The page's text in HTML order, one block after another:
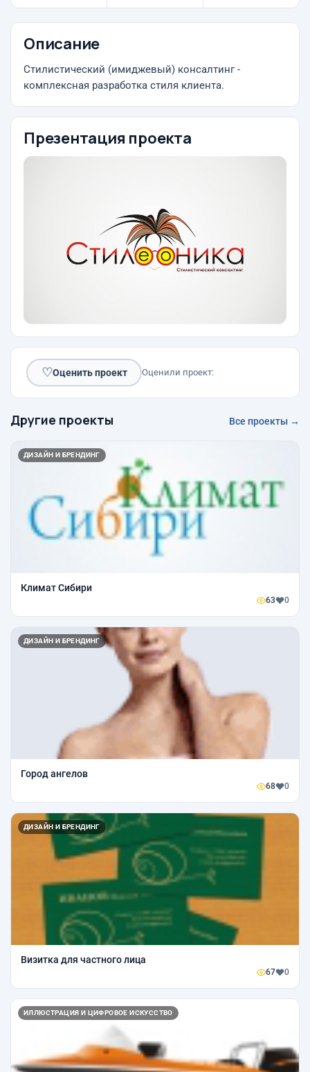
Описание
Стилистический (имиджевый) консалтинг -
комплексная разработка стиля клиента.
Презентация проекта
♡Оценить проект Оценили проект:
Другие проекты Все проекты →
ДИЗАЙН И БРЕНДИНГ
Климат Сибири
63 0
ДИЗАЙН И БРЕНДИНГ
Город ангелов
68 0
ДИЗАЙН И БРЕНДИНГ
Визитка для частного лица
67 0
ИЛЛЮСТРАЦИЯ И ЦИФРОВОЕ ИСКУССТВО